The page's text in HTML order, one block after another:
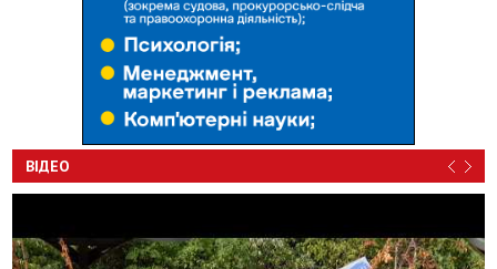
ВІДЕО